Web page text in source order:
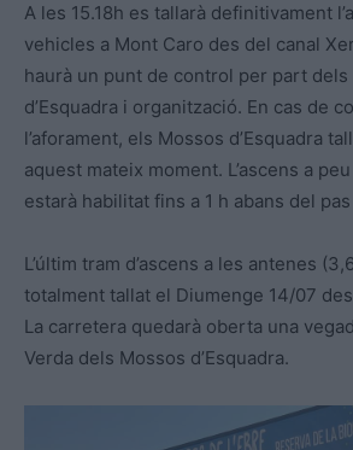
A les 15.18h es tallarà definitivament
vehicles a Mont Caro des del canal
haurà un punt de control per part dels
d’Esquadra i organització. En cas de
l’aforament, els Mossos d’Esquadra
aquest mateix moment. L’ascens a
estarà habilitat fins a 1 h abans del
L’últim tram d’ascens a les antenes
totalment tallat el Diumenge 14/07
La carretera quedarà oberta una
Verda dels Mossos d’Esquadra.